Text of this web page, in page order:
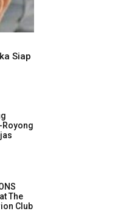
Siap
The
Club